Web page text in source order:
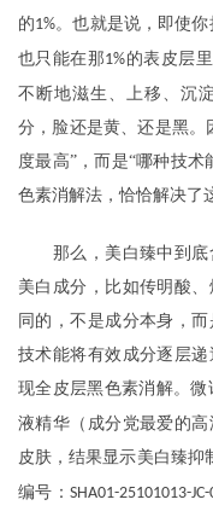
的1%。也就是说，即使
也只能在那1%的表皮层
不断地滋生、上移、沉
分，脸还是黄、还是黑。
度最高”，而是“哪种技
色素消解法，恰恰解决了
那么，美白臻中到底
美白成分，比如传明酸
同的，不是成分本身，
技术能将有效成分逐层
现全皮层黑色素消解。
液精华（成分党最爱的
皮肤，结果显示美白臻抑
编号：SHA01-25101013-